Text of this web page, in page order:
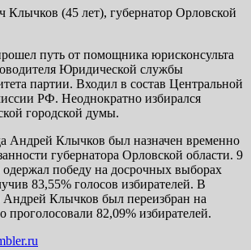
Клычков (45 лет), губернатор Орловской
путь от помощника юрисконсульта
Юридической службы
партии. Входил в состав Центральной
РФ. Неоднократно избирался
городской думы.
Андрей Клычков был назначен временно
губернатора Орловской области. 9
одержал победу на досрочных выборах
83,55% голосов избирателей. В
Андрей Клычков был переизбран на
проголосовали 82,09% избирателей.